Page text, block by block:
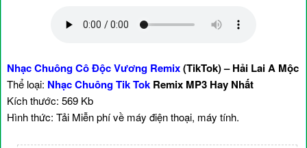
Nhạc Chuông Cô Độc Vương Remix(TikTok) – Hải Lai A Mộc
Thể loại: Nhạc Chuông Tik Tok Remix MP3 Hay Nhất
Kích thước: 569 Kb
Hình thức: Tải Miễn phí về máy điện thoại, máy tính.